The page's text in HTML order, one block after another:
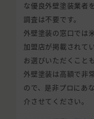
な優良外壁塗装業者
調査は不要です。
外壁塗装の窓口では
加盟店が掲載されて
お選びいただくこと
外壁塗装は高額で非
ので、是非プロにあ
介させてください。